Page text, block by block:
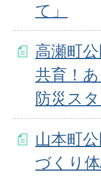
て」
高瀬町
共育！
防災ス
山本町
づくり体